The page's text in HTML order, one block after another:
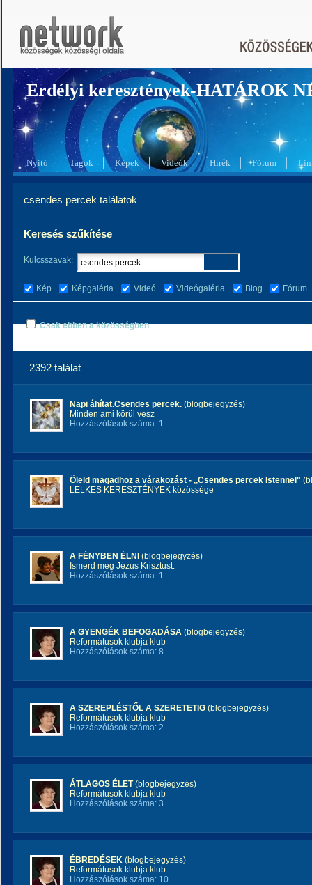
Erdélyi keresztények-HATÁROK
Nyitó Tagok Képek Videók Hírek Fórum
csendes percek találatok
Keresés szűkítése
Kulcsszavak:
Kép Képgaléria Videó Videógaléria Blog Fórum
Csak ebben a közösségben
2392 találat
Napi áhítat.Csendes percek. (blogbejegyzés)
Minden ami körül vesz
Hozzászólások száma: 1
Öleld magadhoz a várakozást - ,,Csendes percek Istennel"
LELKES KERESZTÉNYEK közössége
A FÉNYBEN ÉLNI (blogbejegyzés)
Ismerd meg Jézus Krisztust.
Hozzászólások száma: 1
A GYENGÉK BEFOGADÁSA (blogbejegyzés)
Reformátusok klubja klub
Hozzászólások száma: 8
A SZEREPLÉSTŐL A SZERETETIG (blogbejegyzés)
Reformátusok klubja klub
Hozzászólások száma: 2
ÁTLAGOS ÉLET(blogbejegyzés)
Reformátusok klubja klub
Hozzászólások száma: 3
ÉBREDÉSEK (blogbejegyzés)
Reformátusok klubja klub
Hozzászólások száma: 10